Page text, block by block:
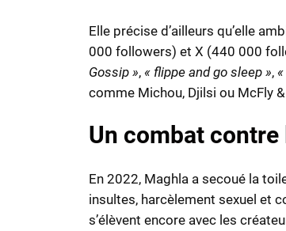
Elle précise d’ailleurs qu’elle
000 followers) et X (440 000
Gossip », « flippe and go sleep »,
comme Michou, Djilsi ou McFly
Un combat
En 2022, Maghla a secoué la
insultes, harcèlement sexuel et
s’élèvent encore avec les